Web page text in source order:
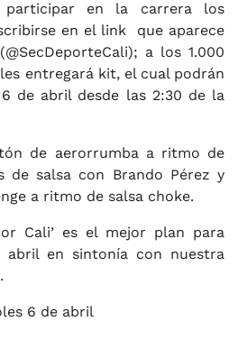
participar en la carrera los
en el link que aparece
a los 1.000
entregará kit, el cual podrán
de abril desde las 2:30 de la
de aerorrumba a ritmo de
de salsa con Brando Pérez y
a ritmo de salsa choke.
Cali’ es el mejor plan para
abril en sintonía con nuestra
6 de abril